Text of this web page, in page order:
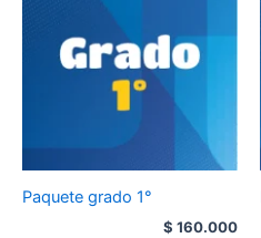
Paquete grado 1°
$ 160.000